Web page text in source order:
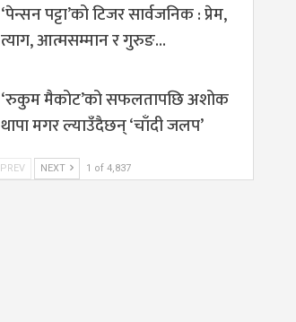
‘पेन्सन पट्टा’को टिजर सार्वजनिक : प्रेम,
त्याग, आत्मसम्मान र गुरुङ…
‘रुकुम मैकोट’को सफलतापछि अशोक
थापा मगर ल्याउँदैछन् ‘चाँदी जलप’
PREV NEXT 1 of 4,837